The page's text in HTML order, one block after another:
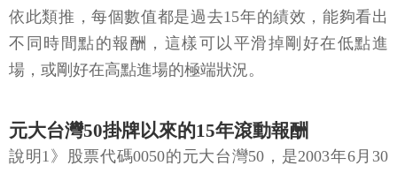
依此類推，每個數值都是過去15年的績效，能夠看出
不同時間點的報酬，這樣可以平滑掉剛好在低點進
場，或剛好在高點進場的極端狀況。
元大台灣50掛牌以來的15年滾動報酬
說明1》股票代碼0050的元大台灣50，是2003年6月30